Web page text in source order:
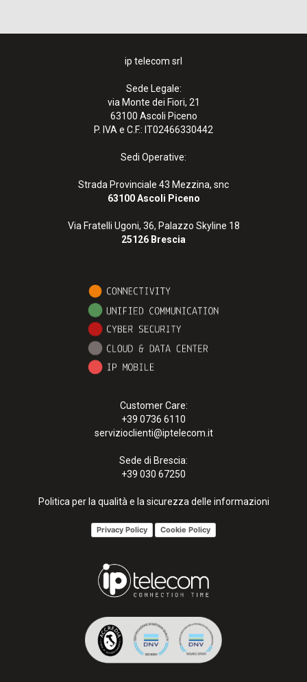
ip telecom srl
Sede Legale:
via Monte dei Fiori, 21
63100 Ascoli Piceno
P. IVA e C.F.: IT02466330442
Sedi Operative:
Strada Provinciale 43 Mezzina, snc
63100 Ascoli Piceno
Via Fratelli Ugoni, 36, Palazzo Skyline 18
25126 Brescia
Customer Care:
+39 0736 6110
servizioclienti@iptelecom.it
Sede di Brescia:
+39 030 67250
Politica per la qualità e la sicurezza delle informazioni
Privacy Policy Cookie Policy